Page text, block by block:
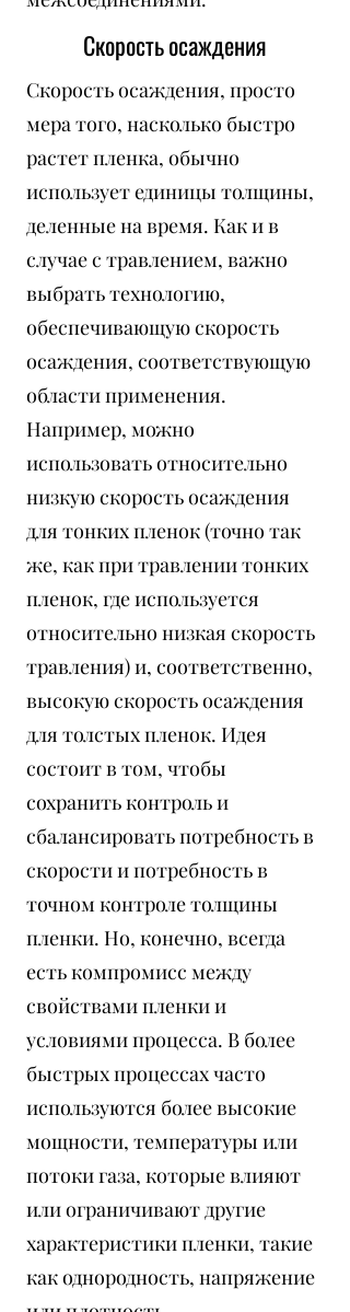
Скорость осаждения
Скорость осаждения, просто
мера того, насколько быстро
растет пленка, обычно
использует единицы толщины,
деленные на время. Как и в
случае с травлением, важно
выбрать технологию,
обеспечивающую скорость
осаждения, соответствующую
области применения.
Например, можно
использовать относительно
низкую скорость осаждения
для тонких пленок (точно так
же, как при травлении тонких
пленок, где используется
относительно низкая скорость
травления) и, соответственно,
высокую скорость осаждения
для толстых пленок. Идея
состоит в том, чтобы
сохранить контроль и
сбалансировать потребность в
скорости и потребность в
точном контроле толщины
пленки. Но, конечно, всегда
есть компромисс между
свойствами пленки и
условиями процесса. В более
быстрых процессах часто
используются более высокие
мощности, температуры или
потоки газа, которые влияют
или ограничивают другие
характеристики пленки, такие
как однородность, напряжение